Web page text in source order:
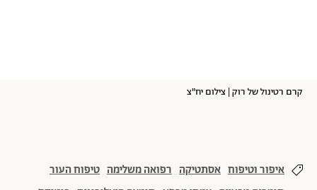
קרם רטינול של רוק | צילום יח"צ
איפור וטיפוח אסתטיקה רפואה משלימה טיפוח העור